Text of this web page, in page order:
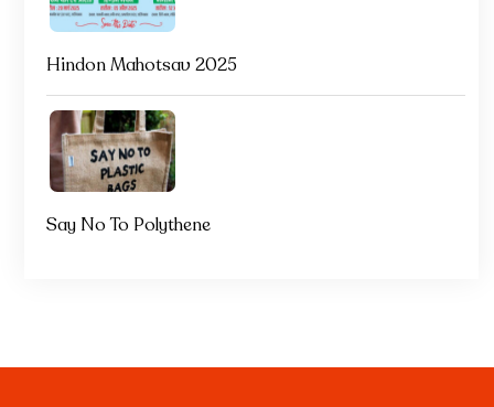
Hindon Mahotsav 2025
Say No To Polythene